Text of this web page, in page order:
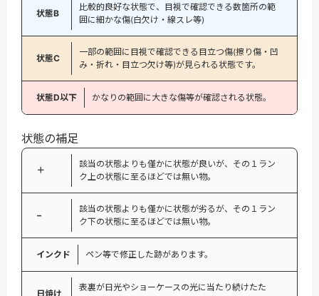
状態B
比較的良好な状態で、目視で確認できる数箇所の範
囲に細かな傷(白欠け・線スレ等)
状態C
一部の範囲に目視で確認できる目立つ傷(擦り傷・凹
み・折れ・目立つ欠け等)が見られる状態です。
状態D以下 かなりの範囲に大きな傷等が確認される状態。
状態の補足
＋
該当の状態よりも僅かに状態が良いが、その１ラン
ク上の状態に至るほどでは無い物。
−
該当の状態よりも僅かに状態が劣るが、その１ラン
ク下の状態に至るほどでは無い物。
インクド ペン等で修正した跡があります。
日焼け
表裏が日光やショーケースの光に当たり続けたた